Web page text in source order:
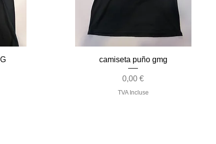
Aperçu rapide
camiseta puño gmg
Prix
0,00 €
TVA Incluse